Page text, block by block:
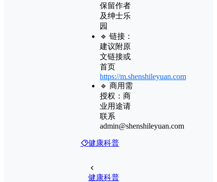
保留作者
及绅士乐
园
🔹 链接：
建议附原
文链接或
首页
https://m.shenshileyuan.com
🔹 商用需
授权：商
业用途请
联系
admin@shenshileyuan.com
健康科普
健康科普